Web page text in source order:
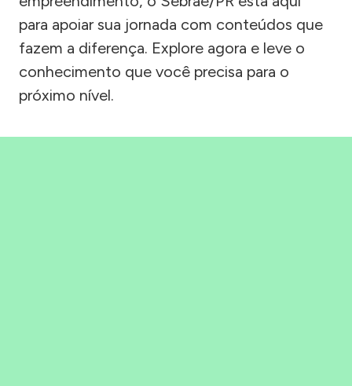
para apoiar sua jornada com conteúdos que
fazem a diferença. Explore agora e leve o
conhecimento que você precisa para o
próximo nível.